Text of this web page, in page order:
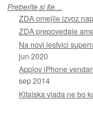
Preberite si še…
ZDA omejile izvoz
ZDA prepovedale
Na novi lestvici
jun 2020
Applov iPhone
sep 2014
Kitajska vlada ne bo